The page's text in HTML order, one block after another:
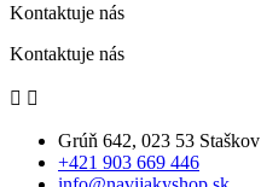
Kontaktuje nás
Kontaktuje nás
 
Grúň 642, 023 53 Staškov
+421 903 669 446